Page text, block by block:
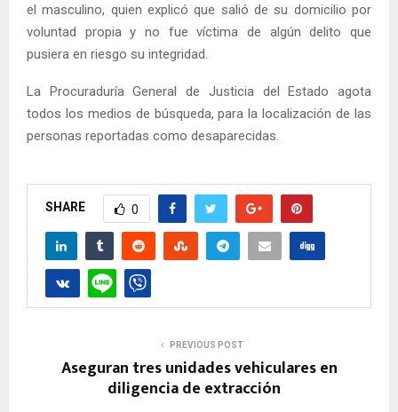
el masculino, quien explicó que salió de su domicilio por
voluntad propia y no fue víctima de algún delito que
pusiera en riesgo su integridad.
La Procuraduría General de Justicia del Estado agota
todos los medios de búsqueda, para la localización de las
personas reportadas como desaparecidas.
SHARE 0
PREVIOUS POST
Aseguran tres unidades vehiculares en
diligencia de extracción